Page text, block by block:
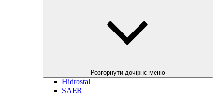
Розгорнути дочірнє меню
Hidrostal
SAER